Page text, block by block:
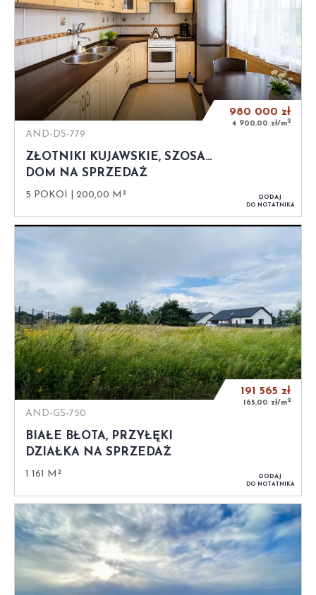
AND-DS-779
ZŁOTNIKI KUJAWSKIE, SZOSA…
DOM NA SPRZEDAŻ
5 POKOI 200,00 M²
980 000 zł
4 900,00 zł/m2
DODAJ
DO NOTATNIKA
AND-GS-750
BIAŁE BŁOTA, PRZYŁĘKI
DZIAŁKA NA SPRZEDAŻ
1 161 M²
191 565 zł
165,00 zł/m2
DODAJ
DO NOTATNIKA